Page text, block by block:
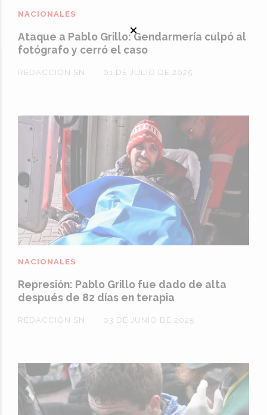
Ataque a Pablo Grillo: Gendarmería culpó al
fotógrafo y cerró el caso
REDACCIÓN SN
NACIONALES
01 DE JULIO DE 2025
Represión: Pablo Grillo fue dado de alta
después de 82 días en terapia
REDACCIÓN SN
NACIONALES
03 DE JUNIO DE 2025